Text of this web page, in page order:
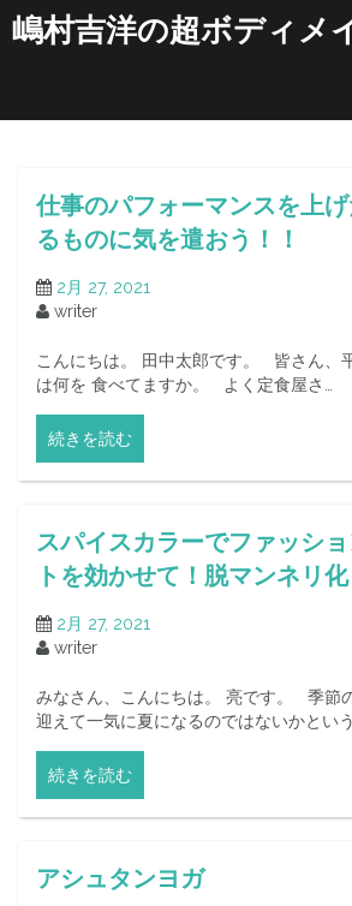
ン嶋村吉洋の超ボディメ
仕事のパフォーマンスを上
るものに気を遣おう！！
2月 27, 2021
writer
こんにちは。 田中太郎です。 皆さん、
は何を 食べてますか。 よく定食屋さ…
続きを読む
スパイスカラーでファッシ
トを効かせて！脱マンネリ化
2月 27, 2021
writer
みなさん、こんにちは。 亮です。 季節
迎えて一気に夏になるのではないかとい
続きを読む
アシュタンヨガ